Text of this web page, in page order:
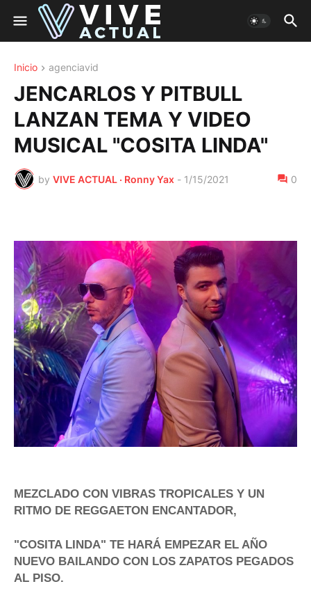
Inicio agenciavid
JENCARLOS Y PITBULL
LANZAN TEMA Y VIDEO
MUSICAL "COSITA LINDA"
by VIVE ACTUAL · Ronny Yax - 1/15/2021 0
MEZCLADO CON VIBRAS TROPICALES Y UN
RITMO DE REGGAETON ENCANTADOR,
"COSITA LINDA" TE HARÁ EMPEZAR EL AÑO
NUEVO BAILANDO CON LOS ZAPATOS PEGADOS
AL PISO.